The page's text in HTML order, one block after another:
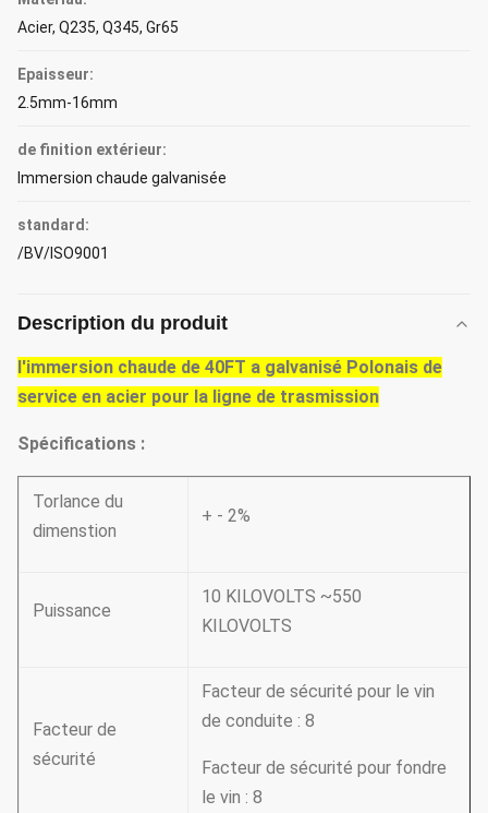
Acier, Q235, Q345, Gr65
Epaisseur:
2.5mm-16mm
de finition extérieur:
Immersion chaude galvanisée
standard:
/BV/ISO9001
Description du produit
l'immersion chaude de 40FT a galvanisé Polonais de
service en acier pour la ligne de trasmission
Spécifications :
Torlance du
dimenstion
+ - 2%
Puissance
10 KILOVOLTS ~550
KILOVOLTS
Facteur de
sécurité
Facteur de sécurité pour le vin
de conduite : 8
Facteur de sécurité pour fondre
le vin : 8